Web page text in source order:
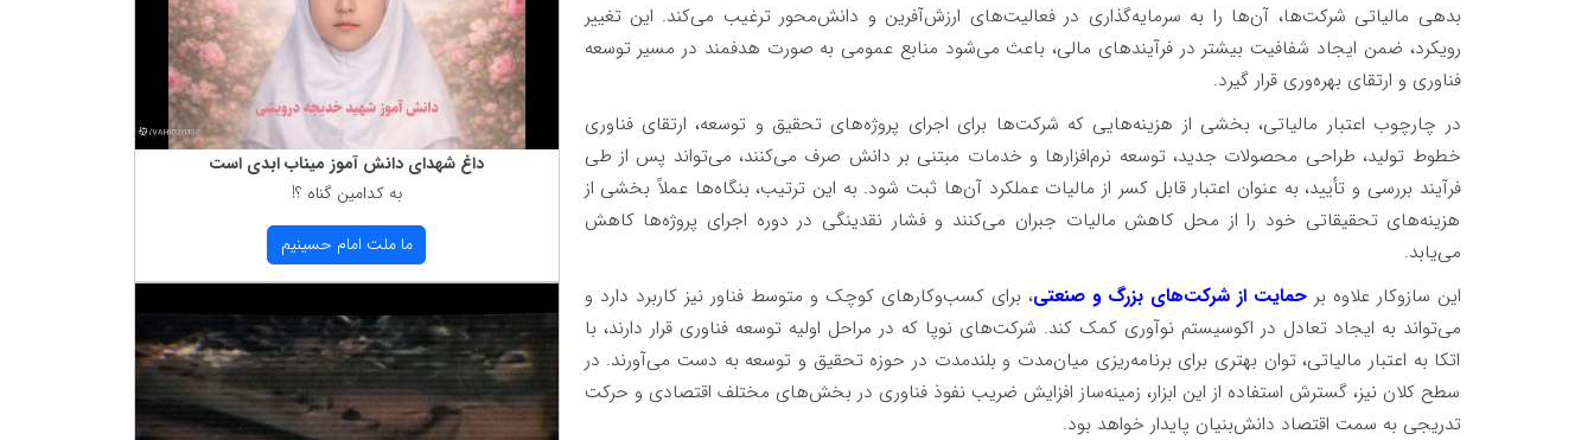
بدهی مالیاتی شرکت‌ها، آن‌ها را به سرمایه‌گذاری در فعالیت‌های ارزش‌آفرین و دانش‌محور ترغیب می‌کند. این تغییر
رویکرد، ضمن ایجاد شفافیت بیشتر در فرآیندهای مالی، باعث می‌شود منابع عمومی به صورت هدفمند در مسیر توسعه
فناوری و ارتقای بهره‌وری قرار گیرد.
در چارچوب اعتبار مالیاتی، بخشی از هزینه‌هایی که شرکت‌ها برای اجرای پروژه‌های تحقیق و توسعه، ارتقای فناوری
خطوط تولید، طراحی محصولات جدید، توسعه نرم‌افزارها و خدمات مبتنی بر دانش صرف می‌کنند، می‌تواند پس از طی
فرآیند بررسی و تأیید، به عنوان اعتبار قابل کسر از مالیات عملکرد آن‌ها ثبت شود. به این ترتیب، بنگاه‌ها عملاً بخشی از
هزینه‌های تحقیقاتی خود را از محل کاهش مالیات جبران می‌کنند و فشار نقدینگی در دوره اجرای پروژه‌ها کاهش
می‌یابد.
این سازوکار علاوه بر حمایت از شرکت‌های بزرگ و صنعتی، برای کسب‌وکارهای کوچک و متوسط فناور نیز کاربرد دارد و
می‌تواند به ایجاد تعادل در اکوسیستم نوآوری کمک کند. شرکت‌های نوپا که در مراحل اولیه توسعه فناوری قرار دارند، با
اتکا به اعتبار مالیاتی، توان بهتری برای برنامه‌ریزی میان‌مدت و بلندمدت در حوزه تحقیق و توسعه به دست می‌آورند. در
سطح کلان نیز، گسترش استفاده از این ابزار، زمینه‌ساز افزایش ضریب نفوذ فناوری در بخش‌های مختلف اقتصادی و حرکت
تدریجی به سمت اقتصاد دانش‌بنیان پایدار خواهد بود.
داغ شهدای دانش آموز میناب ابدی است
به كدامین گناه ؟!
ما ملت امام حسینیم